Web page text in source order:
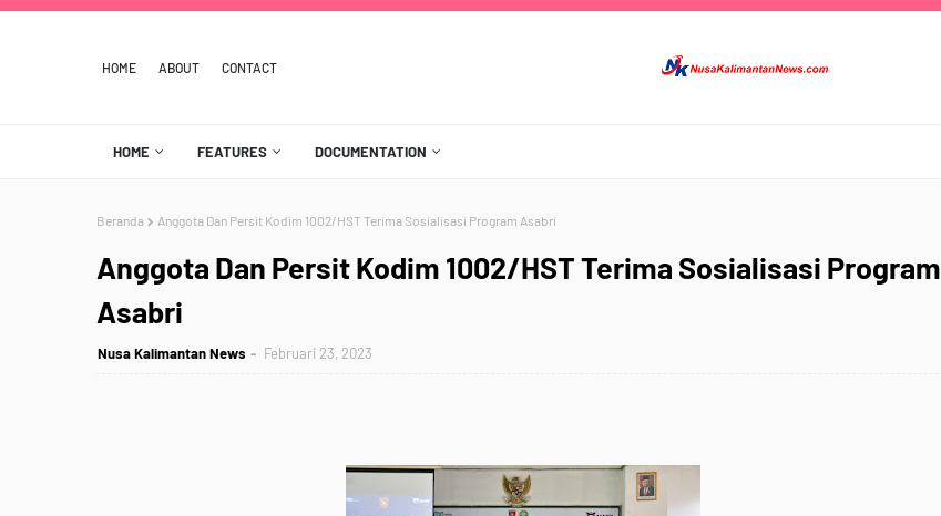
HOME ABOUT CONTACT
HOME FEATURES DOCUMENTATION
Beranda Anggota Dan Persit Kodim 1002/HST Terima Sosialisasi Program Asabri
Anggota Dan Persit Kodim 1002/HST Terima Sosialisasi Program
Asabri
Nusa Kalimantan News Februari 23, 2023